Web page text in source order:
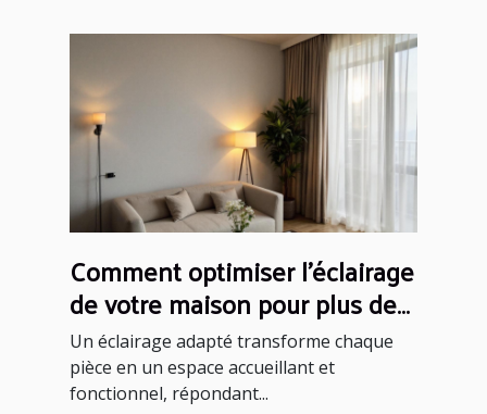
Comment optimiser l'éclairage
de votre maison pour plus de
confort ?
Un éclairage adapté transforme chaque
pièce en un espace accueillant et
fonctionnel, répondant...